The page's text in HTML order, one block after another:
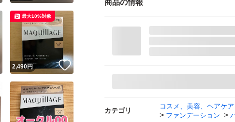
商品の情報
カテゴリ
コスメ、美容、ヘアケア
ファンデーション
いいね！
2,490円 いいね！
最大10%対象